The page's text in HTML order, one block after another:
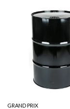
GRAND PRIX